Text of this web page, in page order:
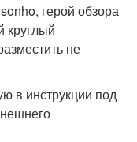
герой обзора
круглый
не
в инструкции под